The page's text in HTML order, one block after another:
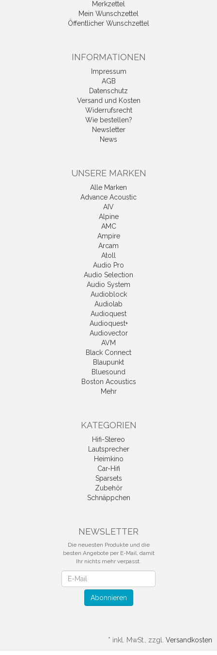
Merkzettel
Mein Wunschzettel
Öffentlicher Wunschzettel
INFORMATIONEN
Impressum
AGB
Datenschutz
Versand und Kosten
Widerrufsrecht
Wie bestellen?
Newsletter
News
UNSERE MARKEN
Alle Marken
Advance Acoustic
AIV
Alpine
AMC
Ampire
Arcam
Atoll
Audio Pro
Audio Selection
Audio System
Audioblock
Audiolab
Audioquest
Audioquest+
Audiovector
AVM
Black Connect
Blaupunkt
Bluesound
Boston Acoustics
Mehr
KATEGORIEN
Hifi-Stereo
Lautsprecher
Heimkino
Car-Hifi
Sparsets
Zubehör
Schnäppchen
NEWSLETTER
Die neuesten Produkte und die
besten Angebote per E-Mail, damit
Ihr nichts mehr verpasst.
Abonnieren
* inkl. MwSt., zzgl. Versandkosten